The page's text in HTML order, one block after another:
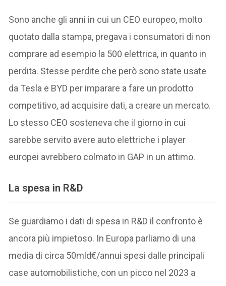
Sono anche gli anni in cui un CEO europeo, molto
quotato dalla stampa, pregava i consumatori di non
comprare ad esempio la 500 elettrica, in quanto in
perdita. Stesse perdite che però sono state usate
da Tesla e BYD per imparare a fare un prodotto
competitivo, ad acquisire dati, a creare un mercato.
Lo stesso CEO sosteneva che il giorno in cui
sarebbe servito avere auto elettriche i player
europei avrebbero colmato in GAP in un attimo.
La spesa in R&D
Se guardiamo i dati di spesa in R&D il confronto è
ancora più impietoso. In Europa parliamo di una
media di circa 50mld€/annui spesi dalle principali
case automobilistiche, con un picco nel 2023 a